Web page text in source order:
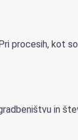
procesih, kot
in